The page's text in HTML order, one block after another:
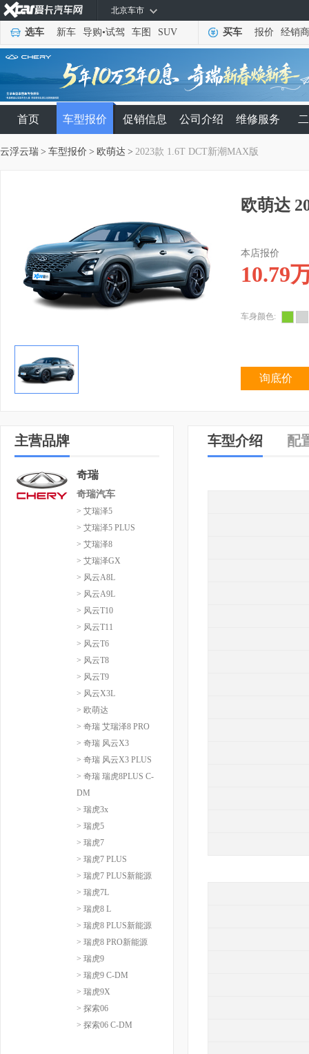
北京车市
选车 新车 导购•试驾 车图 SUV 买车 报价 经销商
首页 车型报价 促销信息 公司介绍 维修服务
云浮云瑞 > 车型报价 > 欧萌达 > 2023款 1.6T DCT新潮MAX版
欧萌达
本店报价
10.79
车身颜色:
询底价
主营品牌
奇瑞
奇瑞汽车
> 艾瑞泽5
> 艾瑞泽5 PLUS
> 艾瑞泽8
> 艾瑞泽GX
> 风云A8L
> 风云A9L
> 风云T10
> 风云T11
> 风云T6
> 风云T8
> 风云T9
> 风云X3L
> 欧萌达
> 奇瑞 艾瑞泽8 PRO
> 奇瑞 风云X3
> 奇瑞 风云X3 PLUS
> 奇瑞 瑞虎8PLUS C-
DM
> 瑞虎3x
> 瑞虎5
> 瑞虎7
> 瑞虎7 PLUS
> 瑞虎7 PLUS新能源
> 瑞虎7L
> 瑞虎8 L
> 瑞虎8 PLUS新能源
> 瑞虎8 PRO新能源
> 瑞虎9
> 瑞虎9 C-DM
> 瑞虎9X
> 探索06
> 探索06 C-DM
车型介绍 配